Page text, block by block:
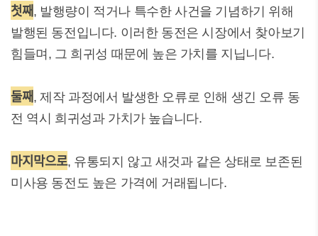
첫째, 발행량이 적거나 특수한 사건을 기념하기 위해
발행된 동전입니다. 이러한 동전은 시장에서 찾아보기
힘들며, 그 희귀성 때문에 높은 가치를 지닙니다.
둘째, 제작 과정에서 발생한 오류로 인해 생긴 오류 동
전 역시 희귀성과 가치가 높습니다.
마지막으로, 유통되지 않고 새것과 같은 상태로 보존된
미사용 동전도 높은 가격에 거래됩니다.